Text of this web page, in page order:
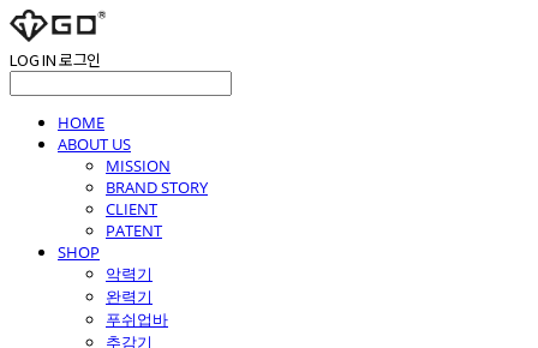
LOG IN로그인
HOME
ABOUT US
MISSION
BRAND STORY
CLIENT
PATENT
SHOP
악력기
완력기
푸쉬업바
추감기